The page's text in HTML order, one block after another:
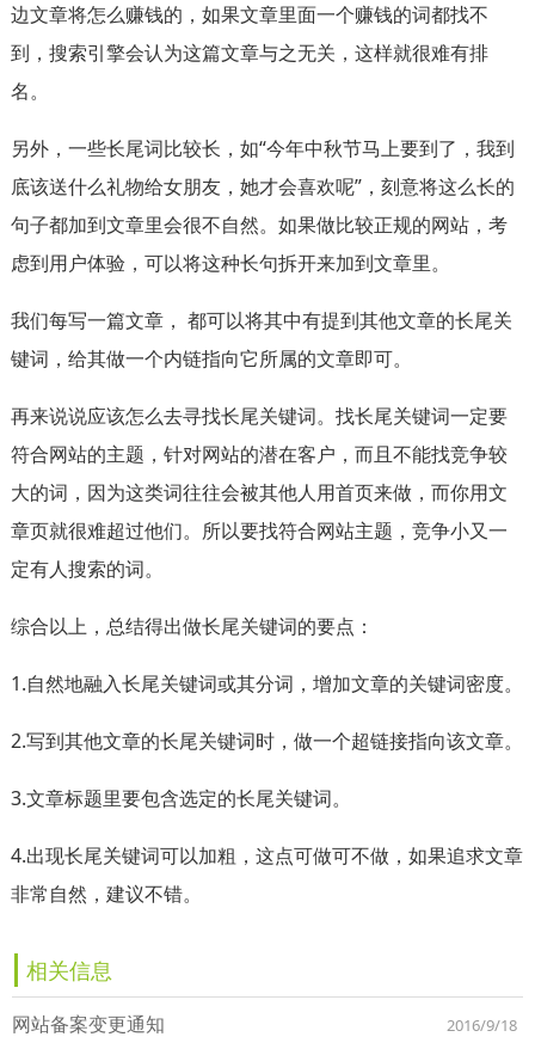
边文章将怎么赚钱的，如果文章里面一个赚钱的词都找不
到，搜索引擎会认为这篇文章与之无关，这样就很难有排
名。
另外，一些长尾词比较长，如“今年中秋节马上要到了，我到
底该送什么礼物给女朋友，她才会喜欢呢”，刻意将这么长的
句子都加到文章里会很不自然。如果做比较正规的网站，考
虑到用户体验，可以将这种长句拆开来加到文章里。
我们每写一篇文章， 都可以将其中有提到其他文章的长尾关
键词，给其做一个内链指向它所属的文章即可。
再来说说应该怎么去寻找长尾关键词。找长尾关键词一定要
符合网站的主题，针对网站的潜在客户，而且不能找竞争较
大的词，因为这类词往往会被其他人用首页来做，而你用文
章页就很难超过他们。所以要找符合网站主题，竞争小又一
定有人搜索的词。
综合以上，总结得出做长尾关键词的要点：
1.自然地融入长尾关键词或其分词，增加文章的关键词密度。
2.写到其他文章的长尾关键词时，做一个超链接指向该文章。
3.文章标题里要包含选定的长尾关键词。
4.出现长尾关键词可以加粗，这点可做可不做，如果追求文章
非常自然，建议不错。
相关信息
网站备案变更通知 2016/9/18